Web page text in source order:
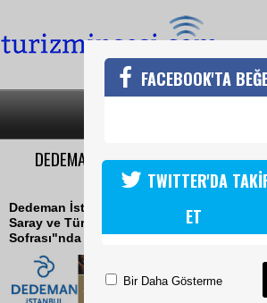
DEDEMAN İSTANBUL'UN
RAMAZANDA
Dedeman İstanbul, onbir ayın sultanı
Saray ve Türk Mutfağı'nın lezzet
Sofrası"nda misafirleri ile buluşturuyor.
09 Ağustos 2008 /
Turizmin Sesi
FACEBOOK'TA
TWITTER'DA
ET
Bir Daha Gösterme